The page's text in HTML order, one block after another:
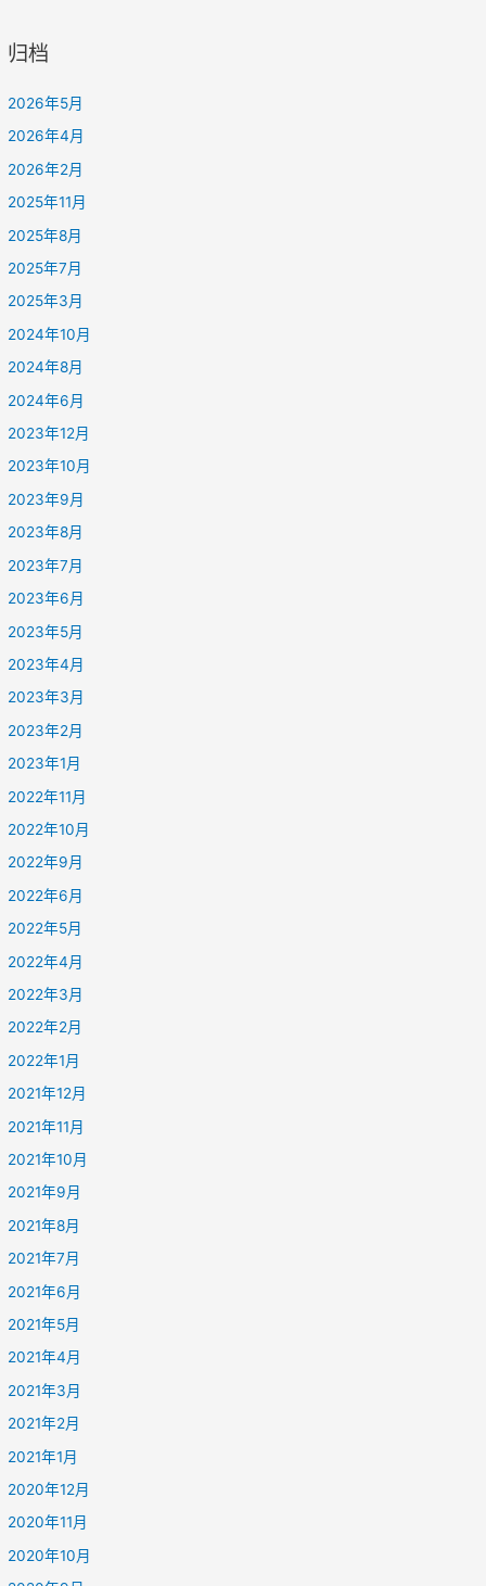
归档
2026年5月
2026年4月
2026年2月
2025年11月
2025年8月
2025年7月
2025年3月
2024年10月
2024年8月
2024年6月
2023年12月
2023年10月
2023年9月
2023年8月
2023年7月
2023年6月
2023年5月
2023年4月
2023年3月
2023年2月
2023年1月
2022年11月
2022年10月
2022年9月
2022年6月
2022年5月
2022年4月
2022年3月
2022年2月
2022年1月
2021年12月
2021年11月
2021年10月
2021年9月
2021年8月
2021年7月
2021年6月
2021年5月
2021年4月
2021年3月
2021年2月
2021年1月
2020年12月
2020年11月
2020年10月